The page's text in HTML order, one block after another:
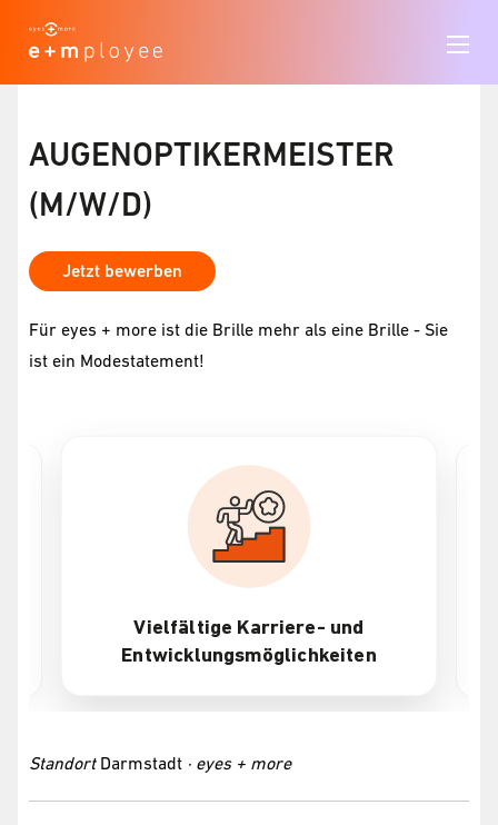
AUGENOPTIKERMEISTER
(M/W/D)
Jetzt bewerben
Für eyes + more ist die Brille mehr als eine Brille - Sie
ist ein Modestatement!
Vielfältige Karriere- und
Entwicklungsmöglichkeiten
Standort Darmstadt · eyes + more